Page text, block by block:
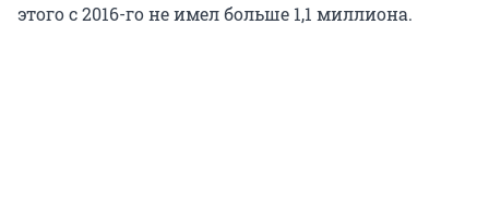
этого с 2016-го не имел больше 1,1 миллиона.